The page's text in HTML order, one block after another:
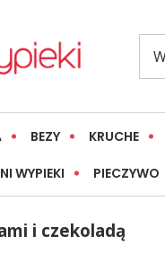
BEZY KRUCHE
WYPIEKI PIECZYWO
i czekoladą